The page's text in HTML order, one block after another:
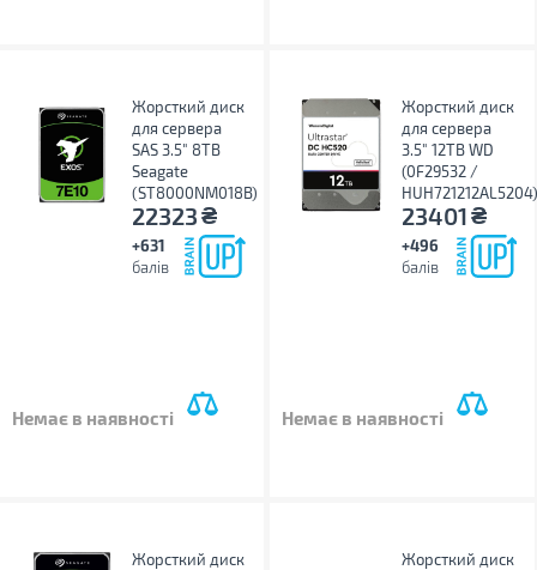
Жорсткий диск
для сервера
SAS 3.5" 8TB
Seagate
(ST8000NM018B)
22323₴
+631
балів
Немає в наявності
Жорсткий диск
для сервера
3.5" 12TB WD
(0F29532 /
23401₴
+496
балів
Немає в наявності
Жорсткий диск
Жорсткий диск